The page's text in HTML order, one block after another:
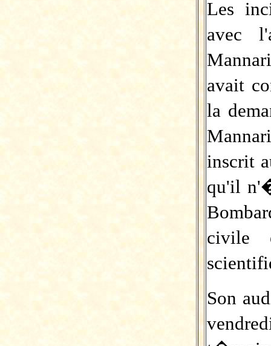
Les
avec
avait
la
inscrit
qu'il
civile
Son